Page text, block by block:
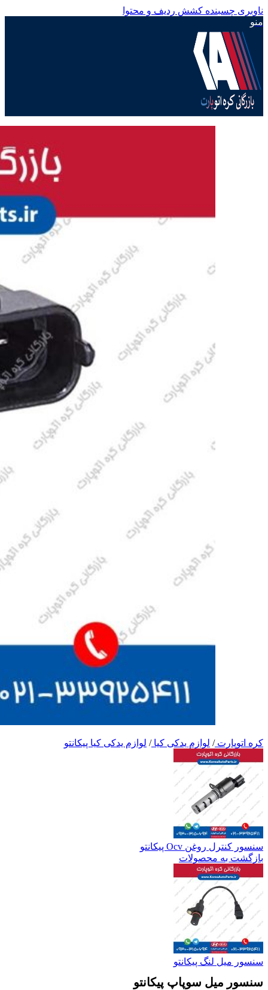
ناوبری چسبنده کشش ردیف و محتوا
منو
کره اتوپارت/ لوازم یدکی کیا/ لوازم یدکی کیا پیکانتو
سنسور کنترل روغن Ocv پیکانتو
بازگشت به محصولات
سنسور میل لنگ پیکانتو
سنسور میل سوپاپ پیکانتو